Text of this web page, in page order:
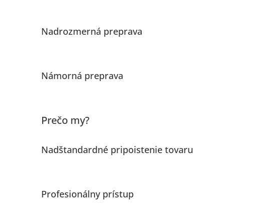
Nadrozmerná preprava
Námorná preprava
Prečo my?
Nadštandardné pripoistenie tovaru
Profesionálny prístup